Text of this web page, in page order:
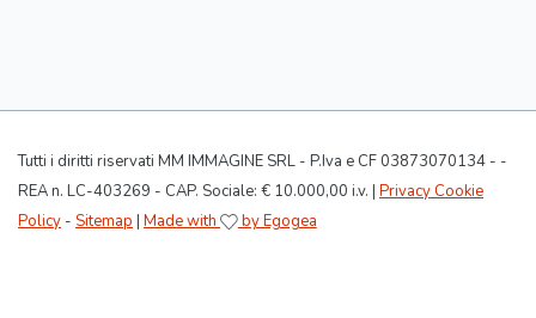
Tutti i diritti riservati MM IMMAGINE SRL - P.Iva e CF 03873070134 - -
REA n. LC-403269 - CAP. Sociale: € 10.000,00 i.v. | Privacy Cookie
Policy - Sitemap | Made with by Egogea